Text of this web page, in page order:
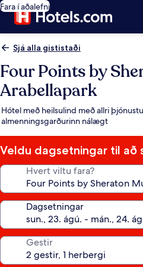
Fara í aðalefni
Sjá alla gististaði
Four Points by
Arabellapark
Hótel með heilsulind með allri
almenningsgarðurinn nálægt
Veldu dagsetningar til að
Hvert viltu fara?
Dagsetningar
Gestir